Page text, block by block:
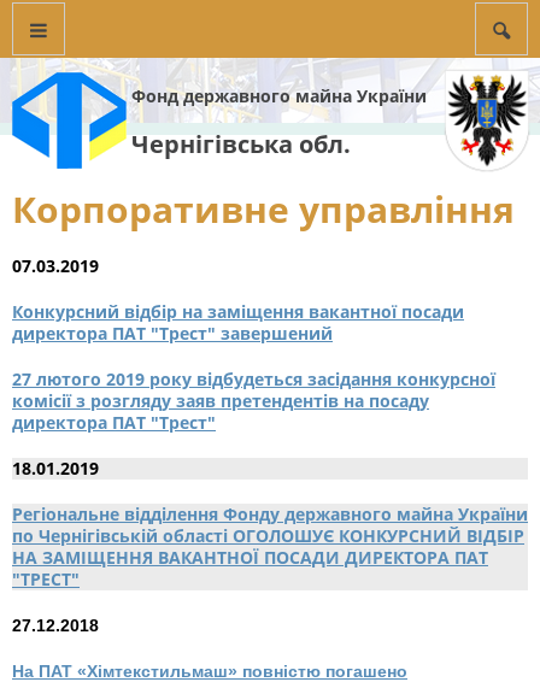
Фонд державного майна України
Чернігівська обл.
Корпоративне управління
07.03.2019
Конкурсний відбір на заміщення вакантної посади
директора ПАТ "Трест" завершений
27 лютого 2019 року відбудеться засідання конкурсної
комісії з розгляду заяв претендентів на посаду
директора ПАТ "Трест"
18.01.2019
Регіональне відділення Фонду державного майна України
по Чернігівській області ОГОЛОШУЄ КОНКУРСНИЙ ВІДБІР
НА ЗАМІЩЕННЯ ВАКАНТНОЇ ПОСАДИ ДИРЕКТОРА ПАТ
"ТРЕСТ"
27.12.2018
На ПАТ «Хімтекстильмаш» повністю погашено